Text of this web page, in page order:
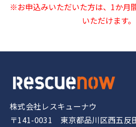
※お申込みいただいた方は、1か月
いただけます。
株式会社レスキューナウ
〒141-0031 東京都品川区西五反